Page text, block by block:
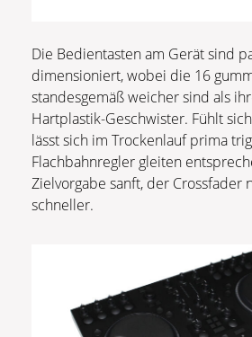
Die Bedientasten am Gerät sind
dimensioniert, wobei die 16
standesgemäß weicher sind als
Hartplastik-Geschwister. Fühlt
lässt sich im Trockenlauf prima
Flachbahnregler gleiten
Zielvorgabe sanft, der Crossfader
schneller.